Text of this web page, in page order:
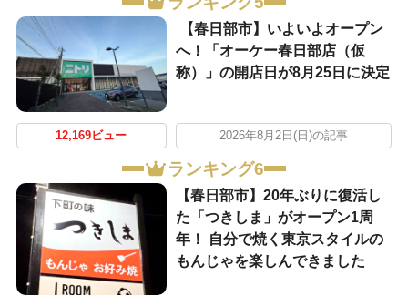
【春日部市】いよいよオープン
へ！「オーケー春日部店（仮
称）」の開店日が8月25日に決定
12,169ビュー 2026年8月2日(日)の記事
ランキング6
【春日部市】20年ぶりに復活し
た「つきしま」がオープン1周
年！ 自分で焼く東京スタイルの
もんじゃを楽しんできました